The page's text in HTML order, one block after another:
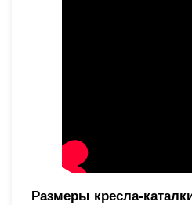
Размеры кресла-